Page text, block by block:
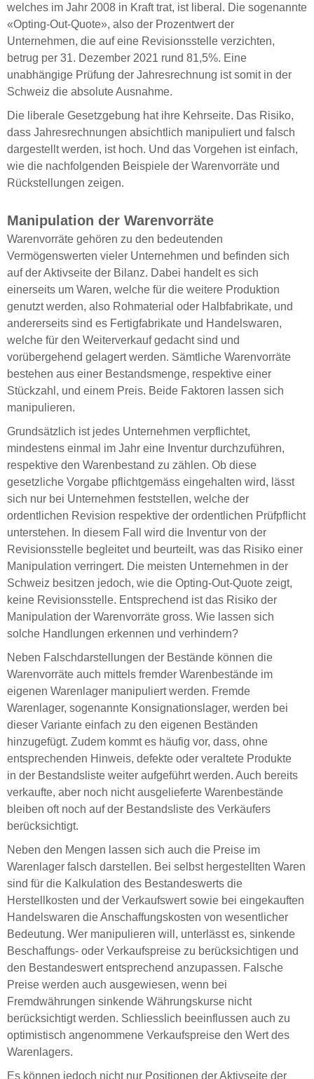
welches im Jahr 2008 in Kraft trat, ist liberal. Die sogenannte
«Opting-Out-Quote», also der Prozentwert der
Unternehmen, die auf eine Revisionsstelle verzichten,
betrug per 31. Dezember 2021 rund 81,5%. Eine
unabhängige Prüfung der Jahresrechnung ist somit in der
Schweiz die absolute Ausnahme.
Die liberale Gesetzgebung hat ihre Kehrseite. Das Risiko,
dass Jahresrechnungen absichtlich manipuliert und falsch
dargestellt werden, ist hoch. Und das Vorgehen ist einfach,
wie die nachfolgenden Beispiele der Warenvorräte und
Rückstellungen zeigen.
Manipulation der Warenvorräte
Warenvorräte gehören zu den bedeutenden
Vermögenswerten vieler Unternehmen und befinden sich
auf der Aktivseite der Bilanz. Dabei handelt es sich
einerseits um Waren, welche für die weitere Produktion
genutzt werden, also Rohmaterial oder Halbfabrikate, und
andererseits sind es Fertigfabrikate und Handelswaren,
welche für den Weiterverkauf gedacht sind und
vorübergehend gelagert werden. Sämtliche Warenvorräte
bestehen aus einer Bestandsmenge, respektive einer
Stückzahl, und einem Preis. Beide Faktoren lassen sich
manipulieren.
Grundsätzlich ist jedes Unternehmen verpflichtet,
mindestens einmal im Jahr eine Inventur durchzuführen,
respektive den Warenbestand zu zählen. Ob diese
gesetzliche Vorgabe pflichtgemäss eingehalten wird, lässt
sich nur bei Unternehmen feststellen, welche der
ordentlichen Revision respektive der ordentlichen Prüfpflicht
unterstehen. In diesem Fall wird die Inventur von der
Revisionsstelle begleitet und beurteilt, was das Risiko einer
Manipulation verringert. Die meisten Unternehmen in der
Schweiz besitzen jedoch, wie die Opting-Out-Quote zeigt,
keine Revisionsstelle. Entsprechend ist das Risiko der
Manipulation der Warenvorräte gross. Wie lassen sich
solche Handlungen erkennen und verhindern?
Neben Falschdarstellungen der Bestände können die
Warenvorräte auch mittels fremder Warenbestände im
eigenen Warenlager manipuliert werden. Fremde
Warenlager, sogenannte Konsignationslager, werden bei
dieser Variante einfach zu den eigenen Beständen
hinzugefügt. Zudem kommt es häufig vor, dass, ohne
entsprechenden Hinweis, defekte oder veraltete Produkte
in der Bestandsliste weiter aufgeführt werden. Auch bereits
verkaufte, aber noch nicht ausgelieferte Warenbestände
bleiben oft noch auf der Bestandsliste des Verkäufers
berücksichtigt.
Neben den Mengen lassen sich auch die Preise im
Warenlager falsch darstellen. Bei selbst hergestellten Waren
sind für die Kalkulation des Bestandeswerts die
Herstellkosten und der Verkaufswert sowie bei eingekauften
Handelswaren die Anschaffungskosten von wesentlicher
Bedeutung. Wer manipulieren will, unterlässt es, sinkende
Beschaffungs- oder Verkaufspreise zu berücksichtigen und
den Bestandeswert entsprechend anzupassen. Falsche
Preise werden auch ausgewiesen, wenn bei
Fremdwährungen sinkende Währungskurse nicht
berücksichtigt werden. Schliesslich beeinflussen auch zu
optimistisch angenommene Verkaufspreise den Wert des
Warenlagers.
Es können jedoch nicht nur Positionen der Aktivseite der